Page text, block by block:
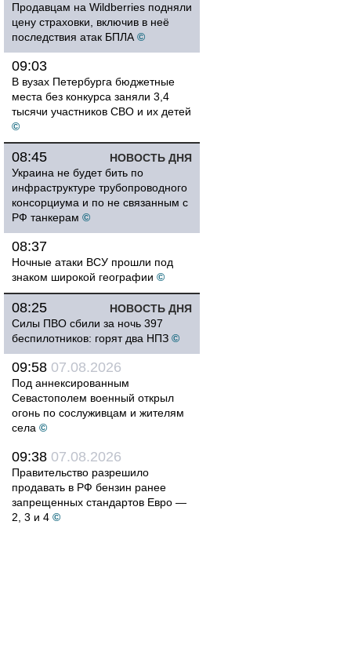
Продавцам на Wildberries подняли
цену страховки, включив в неё
последствия атак БПЛА ©
09:03
В вузах Петербурга бюджетные
места без конкурса заняли 3,4
тысячи участников СВО и их детей
©
НОВОСТЬ ДНЯ
08:45
Украина не будет бить по
инфраструктуре трубопроводного
консорциума и по не связанным с
РФ танкерам ©
08:37
Ночные атаки ВСУ прошли под
знаком широкой географии ©
НОВОСТЬ ДНЯ
08:25
Силы ПВО сбили за ночь 397
беспилотников: горят два НПЗ ©
09:58 07.08.2026
Под аннексированным
Севастополем военный открыл
огонь по сослуживцам и жителям
села ©
09:38 07.08.2026
Правительство разрешило
продавать в РФ бензин ранее
запрещенных стандартов Евро —
2, 3 и 4 ©